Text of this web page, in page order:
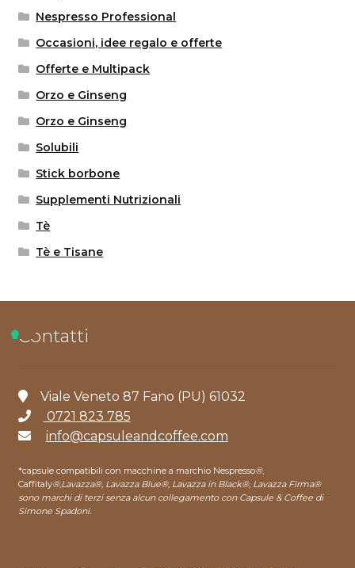
Nespresso Professional
Occasioni, idee regalo e offerte
Offerte e Multipack
Orzo e Ginseng
Orzo e Ginseng
Solubili
Stick borbone
Supplementi Nutrizionali
Tè
Tè e Tisane
Contatti
Viale Veneto 87 Fano (PU) 61032
0721 823 785
info@capsuleandcoffee.com
*capsule compatibili con macchine a marchio Nespresso®,
Caffitaly®,Lavazza®, Lavazza Blue®, Lavazza in Black®, Lavazza Firma®
sono marchi di terzi senza alcun collegamento con Capsule & Coffee di
Simone Spadoni.